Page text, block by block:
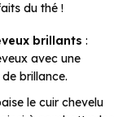
du thé !
brillants :
avec une
brillance.
le cuir chevelu